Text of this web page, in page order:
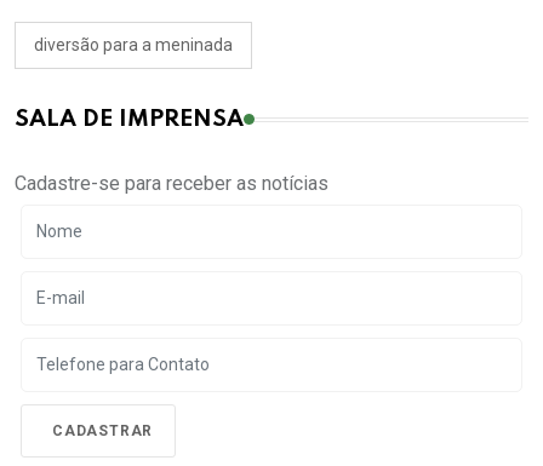
diversão para a meninada
SALA DE IMPRENSA
Cadastre-se para receber as notícias